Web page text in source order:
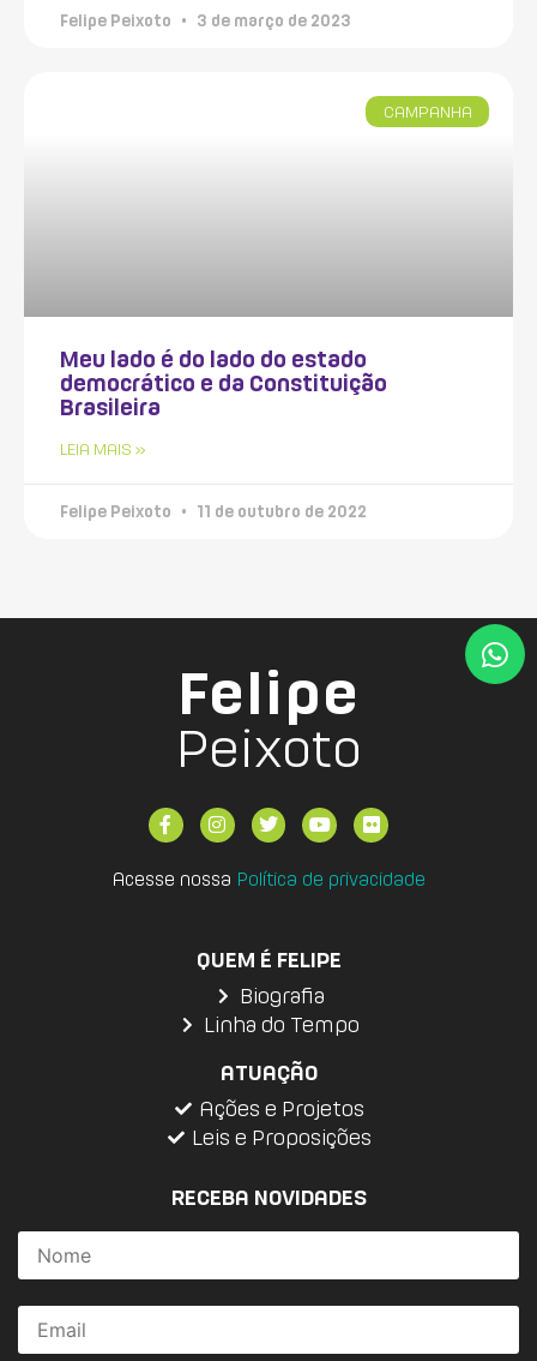
Felipe Peixoto 3 de março de 2023
CAMPANHA
Meu lado é do lado do estado
democrático e da Constituição
Brasileira
LEIA MAIS »
Felipe Peixoto 11 de outubro de 2022
Felipe
Peixoto
Acesse nossa Política de privacidade
QUEM É FELIPE
Biografia
Linha do Tempo
ATUAÇÃO
Ações e Projetos
Leis e Proposições
RECEBA NOVIDADES